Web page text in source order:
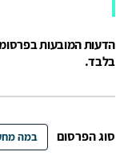
הדעות המובעות
בלבד.
סוג הפרסום במה